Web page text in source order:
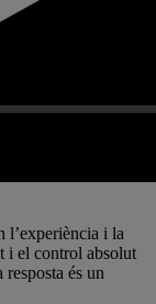
l’experiència i la
i el control absolut
és un